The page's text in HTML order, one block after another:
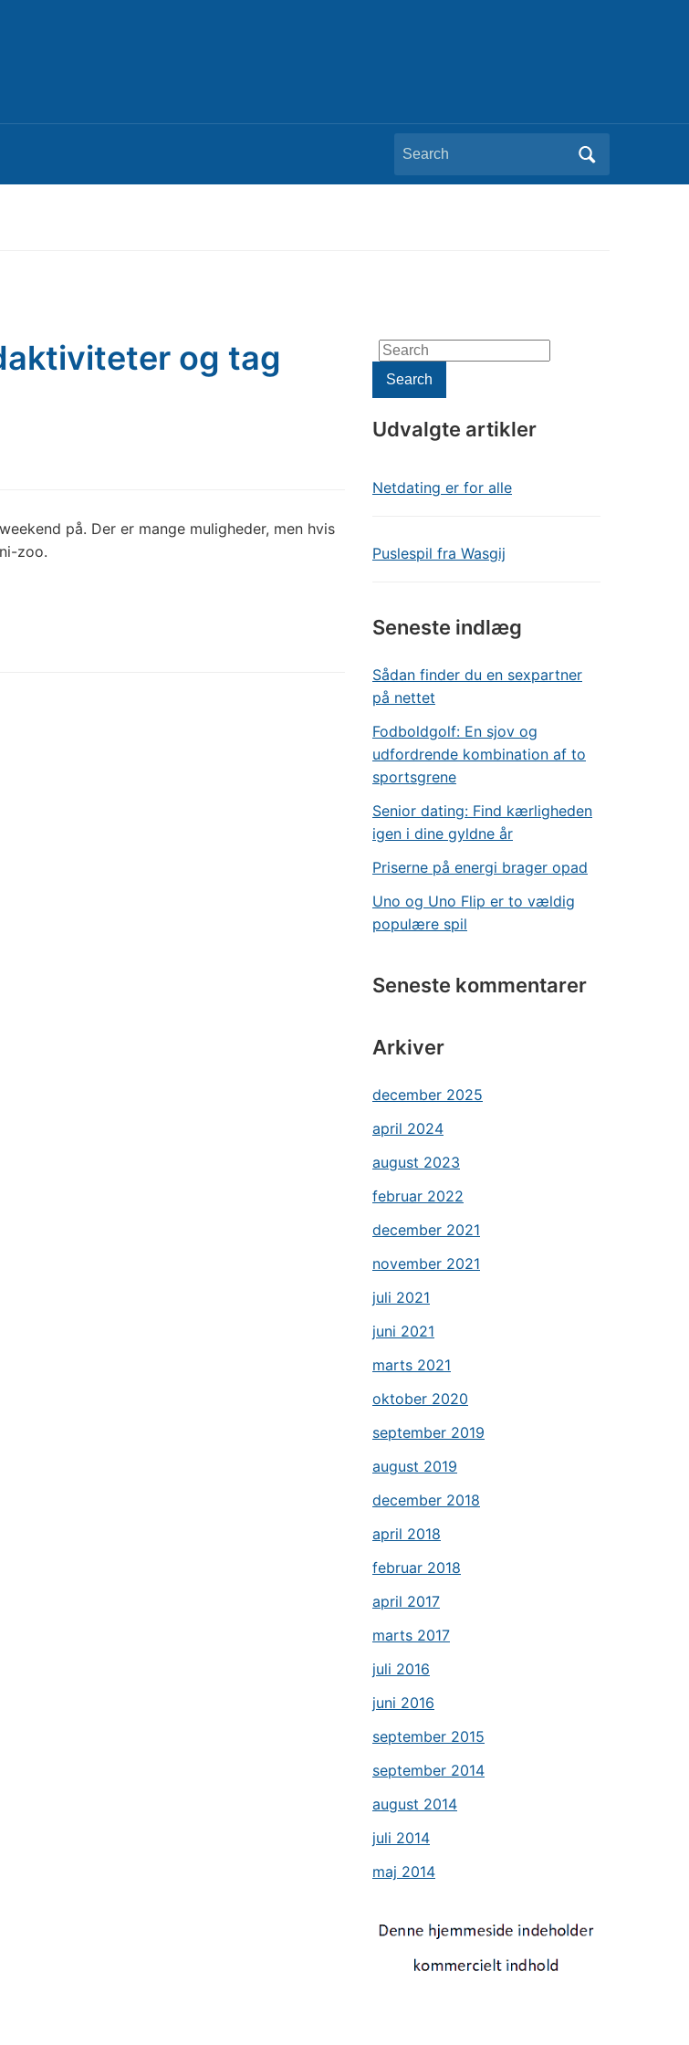
Search
for:
og tag
på. Der er mange muligheder, men hvis
zoo.
Search
for:Search
Udvalgte artikler
Netdating er for alle
Puslespil fra Wasgij
Seneste indlæg
Sådan finder du en sexpartner
på nettet
Fodboldgolf: En sjov og
udfordrende kombination af to
sportsgrene
Senior dating: Find kærligheden
igen i dine gyldne år
Priserne på energi brager opad
Uno og Uno Flip er to vældig
populære spil
Seneste kommentarer
Arkiver
december 2025
april 2024
august 2023
februar 2022
december 2021
november 2021
juli 2021
juni 2021
marts 2021
oktober 2020
september 2019
august 2019
december 2018
april 2018
februar 2018
april 2017
marts 2017
juli 2016
juni 2016
september 2015
september 2014
august 2014
juli 2014
maj 2014